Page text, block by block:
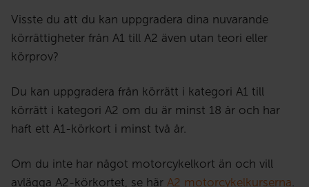
Visste du att du kan uppgradera dina nuvarande
körrättigheter från A1 till A2 även utan teori eller
körprov?
Du kan uppgradera från körrätt i kategori A1 till
körrätt i kategori A2 om du är minst 18 år och har
haft ett A1-körkort i minst två år.
Om du inte har något motorcykelkort än och vill
avlägga A2-körkortet, se här A2 motorcykelkurserna